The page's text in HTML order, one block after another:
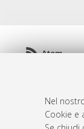
Nel
Cookie e
Atom